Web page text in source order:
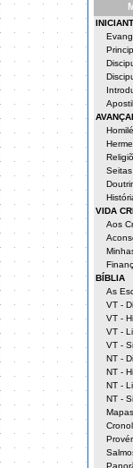
Seitas
VIDA
Aos
BÍBLIA
As
VT -
VT -
VT -
VT -
NT -
NT -
NT -
NT -
Mapas